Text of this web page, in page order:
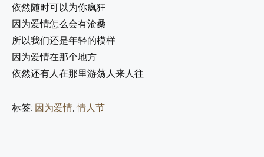
依然随时可以为你疯狂
因为爱情怎么会有沧桑
所以我们还是年轻的模样
因为爱情在那个地方
依然还有人在那里游荡人来人往
标签: 因为爱情,情人节